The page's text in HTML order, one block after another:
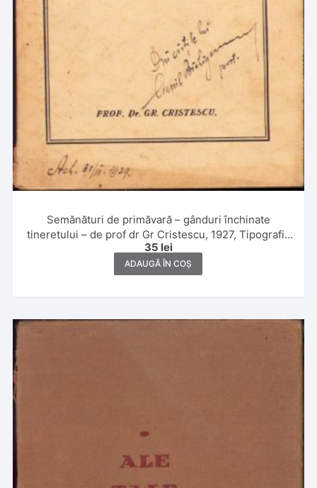
Semănături de primăvară – gânduri închinate
tineretului – de prof dr Gr Cristescu, 1927, Tipografia
Dacia Traiană, Sibiu
35 lei
ADAUGĂ ÎN COȘ